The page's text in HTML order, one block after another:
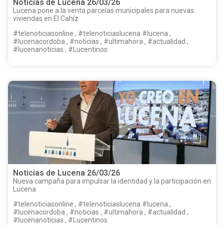
Noticias de Lucena 26/03/26
Lucena pone a la venta parcelas municipales para nuevas
viviendas en El Cahíz
#telenoticiasonline , #telenoticiaslucena #lucena ,
#lucenacordoba , #noticias , #ultimahora , #actualidad ,
#lucenanoticias , #Lucentinos
Noticias de Lucena 26/03/26
Nueva campaña para impulsar la identidad y la participación en
Lucena
#telenoticiasonline , #telenoticiaslucena #lucena ,
#lucenacordoba , #noticias , #ultimahora , #actualidad ,
#lucenanoticias , #Lucentinos